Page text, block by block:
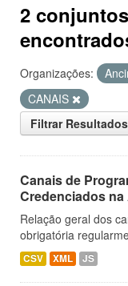
2
Organizações:
CANAIS
Filtrar Resultados
Canais de
Credenciados
Relação geral dos
obrigatória
CSV XML JS